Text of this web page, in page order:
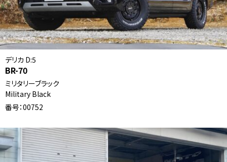
デリカ D:5
BR-70
ミリタリーブラック
Military Black
番号：00752